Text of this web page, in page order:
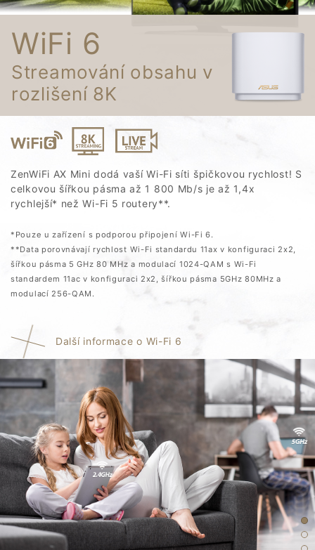
WiFi 6
Streamování obsahu v
rozlišení 8K
ZenWiFi AX Mini dodá vaší Wi-Fi síti špičkovou rychlost! S
celkovou šířkou pásma až 1 800 Mb/s je až 1,4x
rychlejší* než Wi-Fi 5 routery**.
*Pouze u zařízení s podporou připojení Wi-Fi 6.
**Data porovnávají rychlost Wi-Fi standardu 11ax v konfiguraci 2x2,
šířkou pásma 5 GHz 80 MHz a modulací 1024-QAM s Wi-Fi
standardem 11ac v konfiguraci 2x2, šířkou pásma 5GHz 80MHz a
modulací 256-QAM.
Další informace o Wi-Fi 6
©ASUSTeK Computer Inc. Všechna práva vyhrazena.
Podmínky použití
Ochrana osobních údajů
Nastavení souborů cookies